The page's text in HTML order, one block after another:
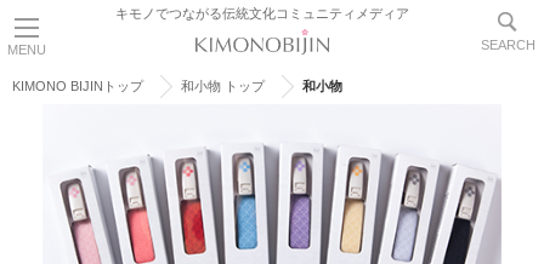
MENU
キモノでつながる伝統文化コミュニティメディア
SEARCH
KIMONO BIJINトップ 和小物 トップ 和小物